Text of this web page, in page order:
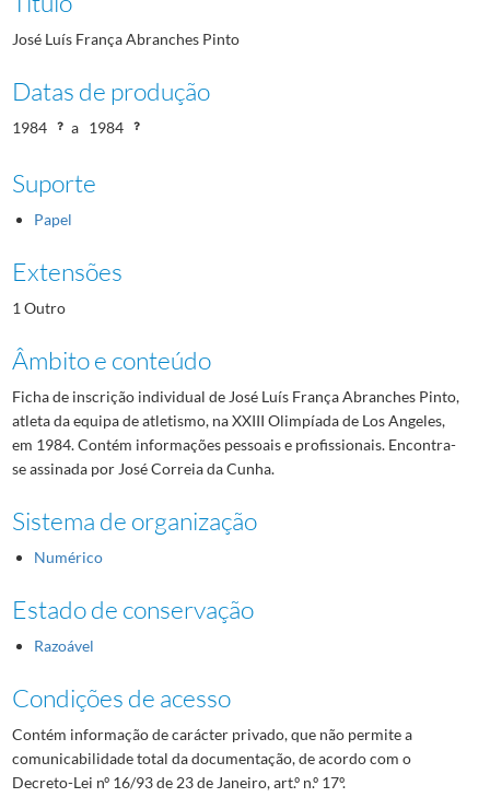
José Luís França Abranches Pinto
Datas de produção
1984 a 1984
Suporte
Papel
Extensões
1 Outro
Âmbito e conteúdo
Ficha de inscrição individual de José Luís França Abranches Pinto,
atleta da equipa de atletismo, na XXIII Olimpíada de Los Angeles,
em 1984. Contém informações pessoais e profissionais. Encontra-
se assinada por José Correia da Cunha.
Sistema de organização
Numérico
Estado de conservação
Razoável
Condições de acesso
Contém informação de carácter privado, que não permite a
comunicabilidade total da documentação, de acordo com o
Decreto-Lei nº 16/93 de 23 de Janeiro, art.º n.º 17º.